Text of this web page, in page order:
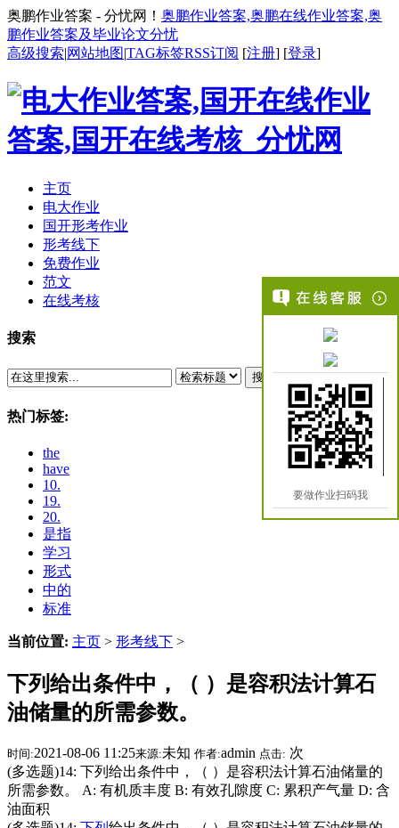
奥鹏作业答案 - 分忧网！ 奥鹏作业答案,奥鹏在线作业答案,奥
鹏作业答案及毕业论文分忧
高级搜索|网站地图|TAG标签RSS订阅 [注册] [登录]
主页
电大作业
国开形考作业
形考线下
免费作业
范文
在线考核
搜索
搜索
热门标签:
the
have
10.
19.
20.
是指
学习
形式
中的
标准
当前位置: 主页 > 形考线下 >
下列给出条件中，（ ）是容积法计算石
油储量的所需参数。
时间:2021-08-06 11:25来源:未知 作者:admin 点击: 次
(多选题)14: 下列给出条件中，（ ）是容积法计算石油储量的
所需参数。 A: 有机质丰度 B: 有效孔隙度 C: 累积产气量 D: 含
油面积
要做作业扫码我